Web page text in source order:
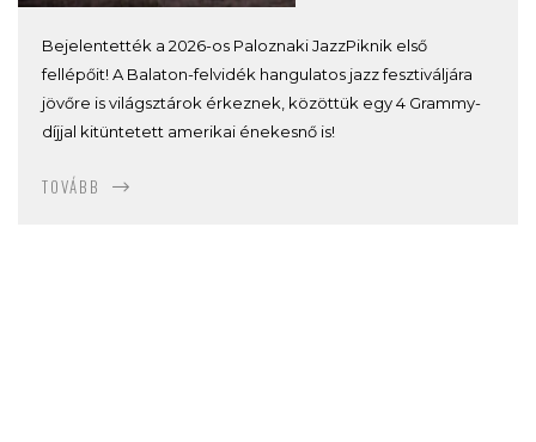
Bejelentették a 2026-os Paloznaki JazzPiknik első
fellépőit! A Balaton-felvidék hangulatos jazz fesztiváljára
jövőre is világsztárok érkeznek, közöttük egy 4 Grammy-
díjjal kitüntetett amerikai énekesnő is!
TOVÁBB